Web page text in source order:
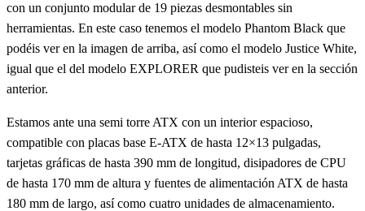
con un conjunto modular de 19 piezas desmontables sin
herramientas. En este caso tenemos el modelo Phantom Black que
podéis ver en la imagen de arriba, así como el modelo Justice White,
igual que el del modelo EXPLORER que pudisteis ver en la sección
anterior.
Estamos ante una semi torre ATX con un interior espacioso,
compatible con placas base E-ATX de hasta 12×13 pulgadas,
tarjetas gráficas de hasta 390 mm de longitud, disipadores de CPU
de hasta 170 mm de altura y fuentes de alimentación ATX de hasta
180 mm de largo, así como cuatro unidades de almacenamiento.